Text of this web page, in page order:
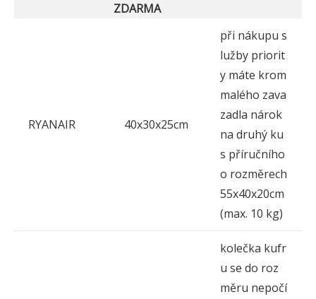
ZDARMA
RYANAIR 40x30x25cm
při nákupu s
lužby priorit
y máte krom
malého zava
zadla nárok
na druhý ku
s příručního
o rozměrech
55x40x20cm
(max. 10 kg)
kolečka kufr
u se do roz
měru nepočí